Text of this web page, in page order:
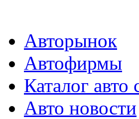
Авторынок
Автофирмы
Каталог авто
Авто новости